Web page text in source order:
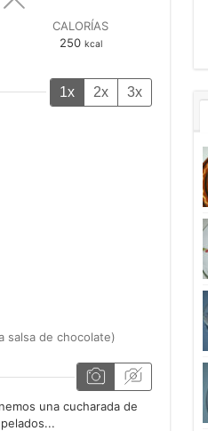
CALORÍAS
250 kcal
1x 2x 3x
salsa de chocolate)
una cucharada de